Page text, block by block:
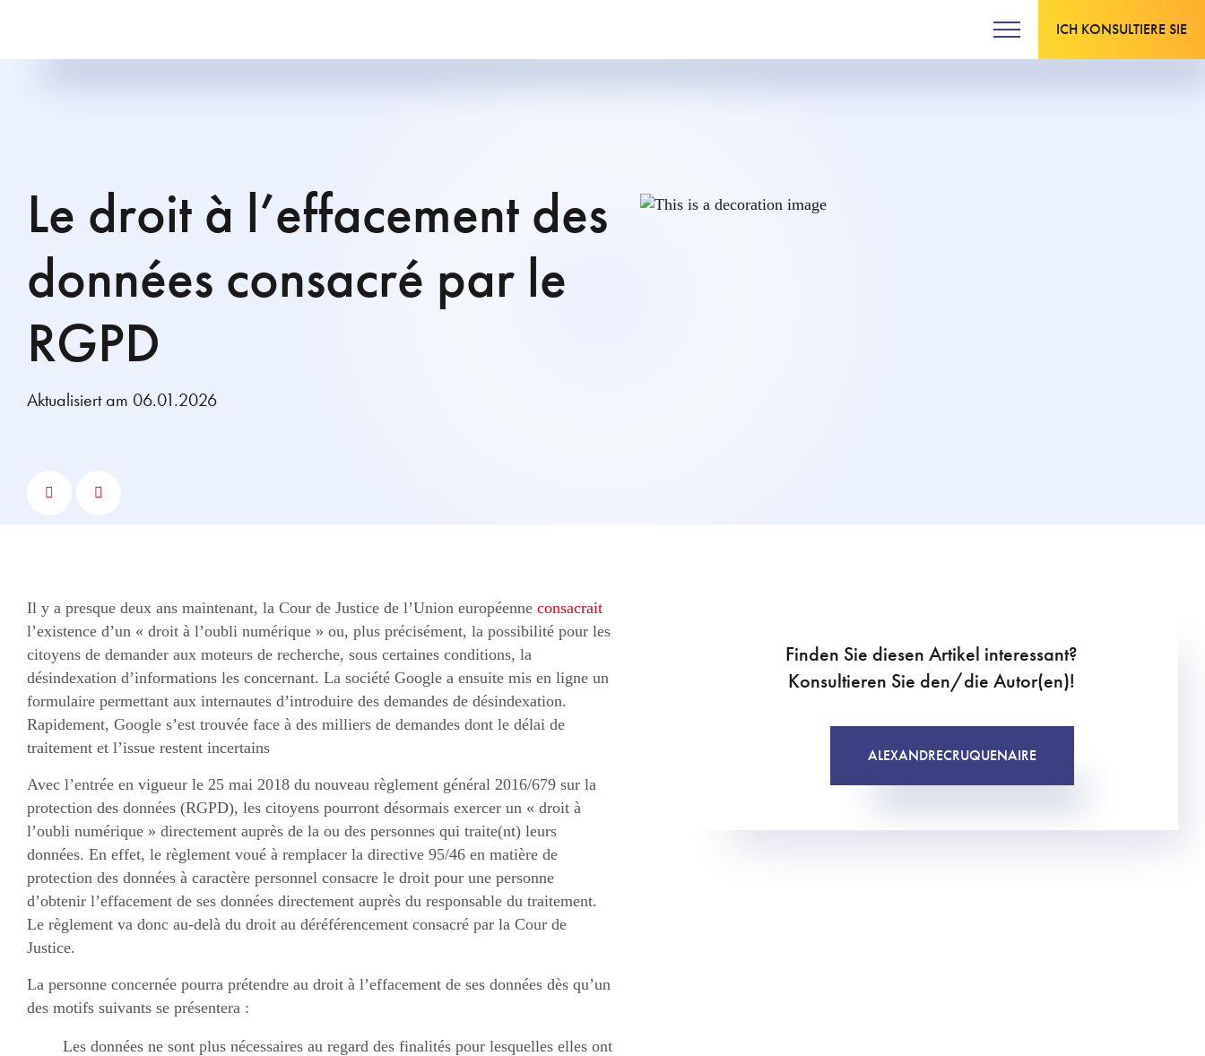
ICH KONSULTIERE SIE
Le droit à l’effacement des
données consacré par le
RGPD
Aktualisiert am 06.01.2026
Il y a presque deux ans maintenant, la Cour de Justice de l’Union européenne consacrait
l’existence d’un « droit à l’oubli numérique » ou, plus précisément, la possibilité pour les
citoyens de demander aux moteurs de recherche, sous certaines conditions, la
désindexation d’informations les concernant. La société Google a ensuite mis en ligne un
formulaire permettant aux internautes d’introduire des demandes de désindexation.
Rapidement, Google s’est trouvée face à des milliers de demandes dont le délai de
traitement et l’issue restent incertains
Avec l’entrée en vigueur le 25 mai 2018 du nouveau règlement général 2016/679 sur la
protection des données (RGPD), les citoyens pourront désormais exercer un « droit à
l’oubli numérique » directement auprès de la ou des personnes qui traite(nt) leurs
données. En effet, le règlement voué à remplacer la directive 95/46 en matière de
protection des données à caractère personnel consacre le droit pour une personne
d’obtenir l’effacement de ses données directement auprès du responsable du traitement.
Le règlement va donc au-delà du droit au déréférencement consacré par la Cour de
Justice.
La personne concernée pourra prétendre au droit à l’effacement de ses données dès qu’un
des motifs suivants se présentera :
Les données ne sont plus nécessaires au regard des finalités pour lesquelles elles ont
Finden Sie diesen Artikel interessant?
Konsultieren Sie den/die Autor(en)!
ALEXANDRECRUQUENAIRE